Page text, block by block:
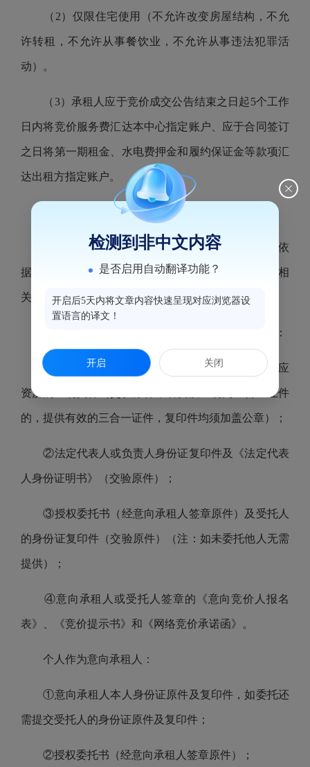
（2）仅限住宅使用（不允许改变房屋结构，不允
许转租，不允许从事餐饮业，不允许从事违法犯罪活
动）。
（3）承租人应于竞价成交公告结束之日起5个工作
日内将竞价服务费汇达本中心指定账户、应于合同签订
之日将第一期租金、水电费押金和履约保证金等款项汇
达出租方指定账户。
（4）其他详见租赁合同。
8、意向承租人现场资格审核应提供的竞价材料依
据《福州海峡纵横电子竞价平台资产招租办理规程》相
关规定提交：
法人或企、事业单位或其他组织作为意向承租人：
①营业执照、组织机构代码证和税务登记证或相应
资质的证明文件（交验原件，若资质证明为三合一证件
的，提供有效的三合一证件，复印件均须加盖公章）；
②法定代表人或负责人身份证复印件及《法定代表
人身份证明书》（交验原件）；
③授权委托书（经意向承租人签章原件）及受托人
的身份证复印件（交验原件）（注：如未委托他人无需
提供）；
④意向承租人或受托人签章的《意向竞价人报名
表》、《竞价提示书》和《网络竞价承诺函》。
个人作为意向承租人：
①意向承租人本人身份证原件及复印件，如委托还
需提交受托人的身份证原件及复印件；
②授权委托书（经意向承租人签章原件）；
检测到非中文内容
是否启用自动翻译功能？
开启后5天内将文章内容快速呈现对应浏览器设
置语言的译文！
开启 关闭